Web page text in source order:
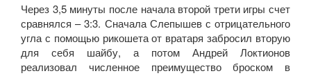
Через 3,5 минуты после начала второй трети игры счет
сравнялся – 3:3. Сначала Слепышев с отрицательного
угла с помощью рикошета от вратаря забросил вторую
для себя шайбу, а потом Андрей Локтионов
реализовал численное преимущество броском в